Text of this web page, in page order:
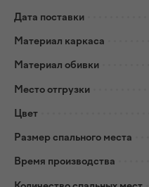
Дата поставки
Материал каркаса
Материал обивки
Место отгрузки
Цвет
Размер спального места
Время производства